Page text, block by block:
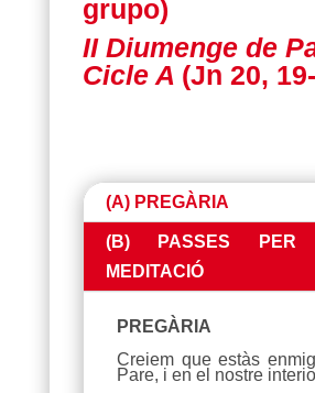
grupo)
II Diumenge de
Cicle A (Jn 20,
(A) PREGÀRIA
(B) PASSES
MEDITACIÓ
PREGÀRIA
Creiem que estàs
Pare, i en el nostre